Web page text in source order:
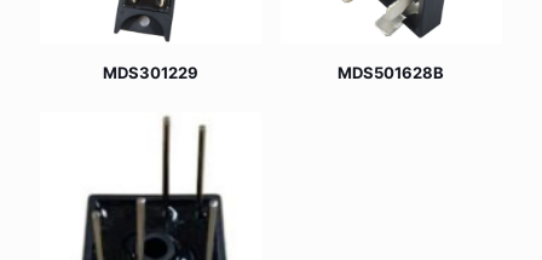
MDS301229 MDS501628B